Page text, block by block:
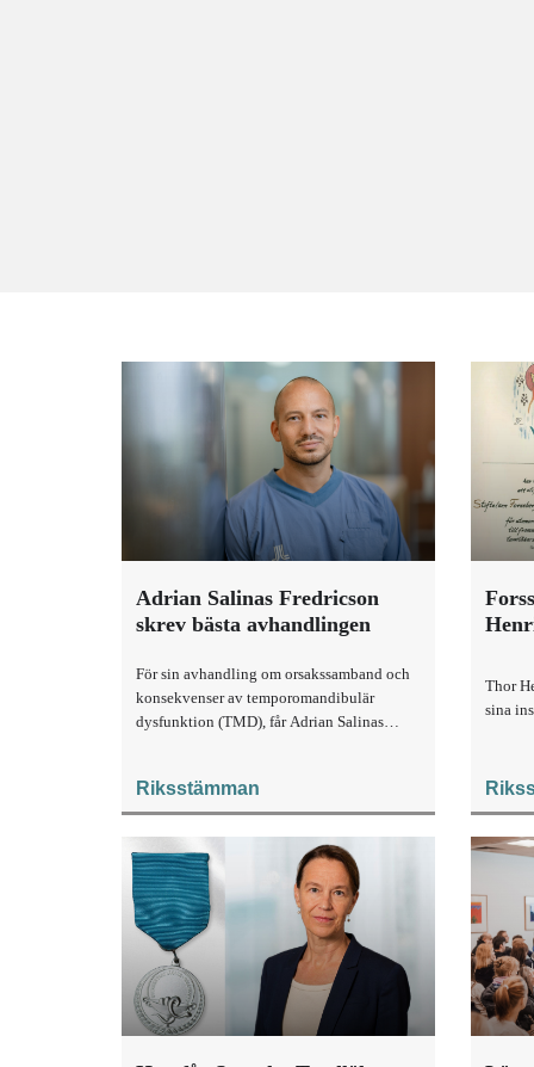
Adrian Salinas Fredricson
skrev bästa avhandlingen
För sin avhandling om orsakssamband och
konsekvenser av temporomandibulär
dysfunktion (TMD), får Adrian Salinas
Riksstämman
Thor
sina